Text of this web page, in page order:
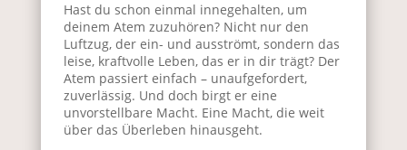
Hast du schon einmal innegehalten, um
deinem Atem zuzuhören? Nicht nur den
Luftzug, der ein- und ausströmt, sondern das
leise, kraftvolle Leben, das er in dir trägt? Der
Atem passiert einfach – unaufgefordert,
zuverlässig. Und doch birgt er eine
unvorstellbare Macht. Eine Macht, die weit
über das Überleben hinausgeht.